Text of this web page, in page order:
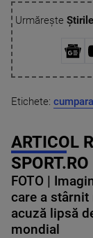
Urmărește
Etichete:
ARTICOL
SPORT.RO
FOTO |
care a stârnit
acuză lipsă
mondial